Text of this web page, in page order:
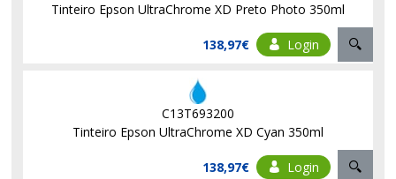
Tinteiro Epson UltraChrome XD Preto Photo 350ml
138,97€ Login
C13T693200
Tinteiro Epson UltraChrome XD Cyan 350ml
138,97€ Login